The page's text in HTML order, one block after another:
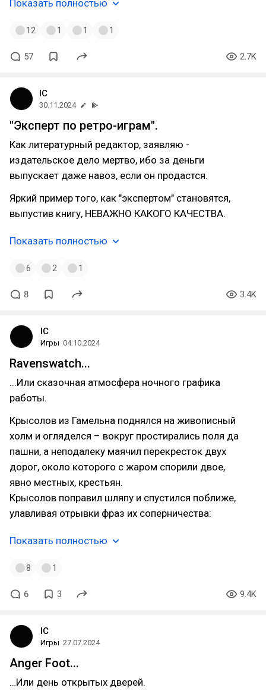
Показать полностью
12 1 1 1
57 2.7K
IC
30.11.2024
"Эксперт по ретро-играм".
Как литературный редактор, заявляю -
издательское дело мертво, ибо за деньги
выпускает даже навоз, если он продастся.
Яркий пример того, как "экспертом" становятся,
выпустив книгу, НЕВАЖНО КАКОГО КАЧЕСТВА.
Показать полностью
6 2 1
8 3.4K
IC
Игры 04.10.2024
Ravenswatch...
...Или сказочная атмосфера ночного графика
работы.
Крысолов из Гамельна поднялся на живописный
холм и огляделся – вокруг простирались поля да
пашни, а неподалеку маячил перекресток двух
дорог, около которого с жаром спорили двое,
явно местных, крестьян.
Крысолов поправил шляпу и спустился поближе,
улавливая отрывки фраз их соперничества:
Показать полностью
8 1
6 3 9.4K
IC
Игры 27.07.2024
Anger Foot...
…Или день открытых дверей.